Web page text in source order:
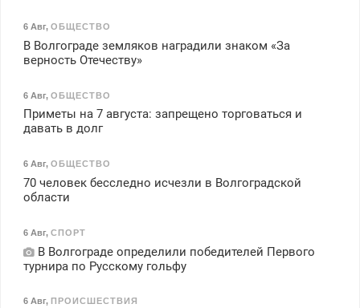
6 Авг, ОБЩЕСТВО
В Волгограде земляков наградили знаком «За
верность Отечеству»
6 Авг, ОБЩЕСТВО
Приметы на 7 августа: запрещено торговаться и
давать в долг
6 Авг, ОБЩЕСТВО
70 человек бесследно исчезли в Волгоградской
области
6 Авг, СПОРТ
В Волгограде определили победителей Первого
турнира по Русскому гольфу
6 Авг, ПРОИСШЕСТВИЯ